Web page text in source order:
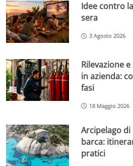
Idee contro
sera
3 Agosto 2026
Rilevazione
in azienda:
fasi
18 Maggio 2026
Arcipelago di
barca:
pratici